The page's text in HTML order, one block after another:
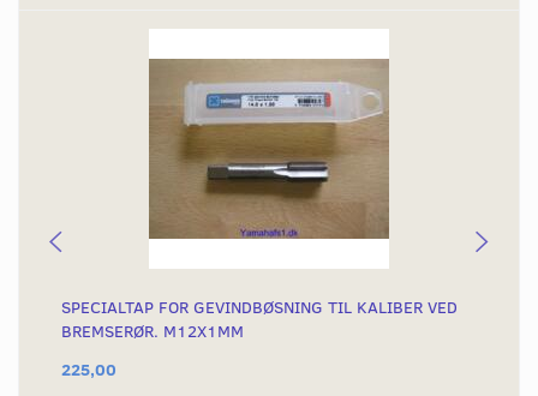
SPECIALTAP FOR GEVINDBØSNING TIL KALIBER VED
BREMSERØR. M12X1MM
225,00